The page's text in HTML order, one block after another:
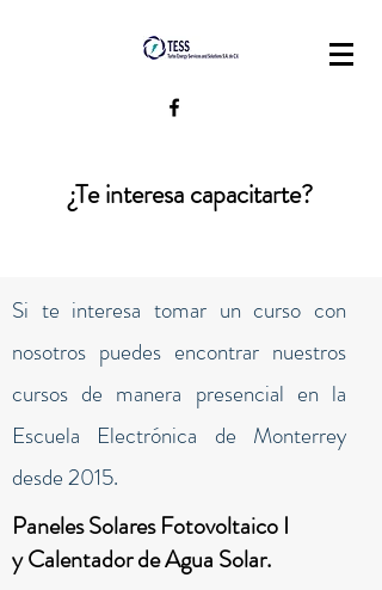
¿Te interesa capacitarte?
Si te interesa tomar un curso con
nosotros puedes encontrar nuestros
cursos de manera presencial en la
Escuela Electrónica de Monterrey
desde 2015.
Paneles Solares Fotovoltaico I
y Calentador de Agua Solar.